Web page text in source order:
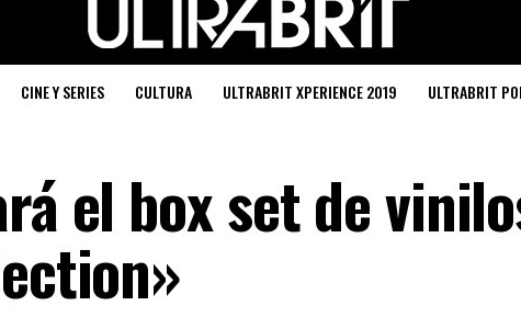
CINE Y SERIES CULTURA ULTRABRIT XPERIENCE 2019 ULTRABRIT
el box set de